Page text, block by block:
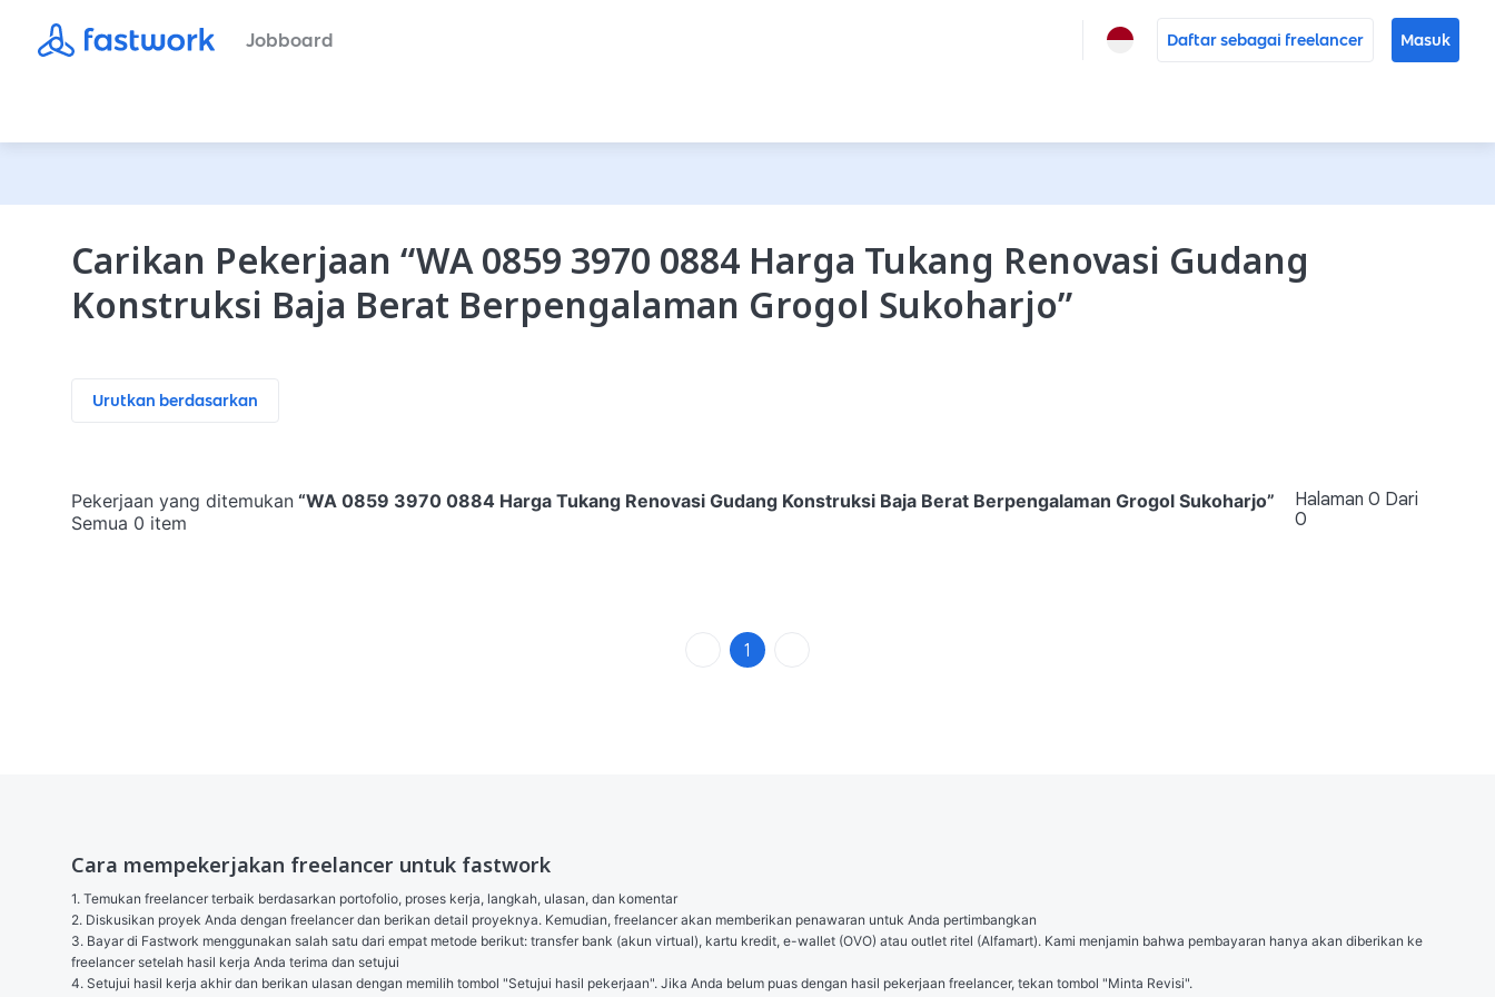
Jobboard Daftar sebagai freelancer Masuk
Carikan Pekerjaan “WA 0859 3970 0884 Harga Tukang Renovasi Gudang
Konstruksi Baja Berat Berpengalaman Grogol Sukoharjo”
Urutkan berdasarkan
Pekerjaan yang ditemukan “WA 0859 3970 0884 Harga Tukang Renovasi Gudang Konstruksi Baja Berat Berpengalaman Grogol Sukoharjo”
Semua 0 item
Halaman 0 Dari
0
1
Cara mempekerjakan freelancer untuk fastwork
1. Temukan freelancer terbaik berdasarkan portofolio, proses kerja, langkah, ulasan, dan komentar
2. Diskusikan proyek Anda dengan freelancer dan berikan detail proyeknya. Kemudian, freelancer akan memberikan penawaran untuk Anda pertimbangkan
3. Bayar di Fastwork menggunakan salah satu dari empat metode berikut: transfer bank (akun virtual), kartu kredit, e-wallet (OVO) atau outlet ritel (Alfamart). Kami menjamin bahwa pembayaran hanya akan diberikan ke
freelancer setelah hasil kerja Anda terima dan setujui
4. Setujui hasil kerja akhir dan berikan ulasan dengan memilih tombol "Setujui hasil pekerjaan". Jika Anda belum puas dengan hasil pekerjaan freelancer, tekan tombol "Minta Revisi".